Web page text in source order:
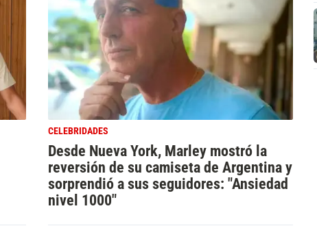
CELEBRIDADES
Desde Nueva York, Marley mostró la
reversión de su camiseta de Argentina y
sorprendió a sus seguidores: "Ansiedad
nivel 1000"